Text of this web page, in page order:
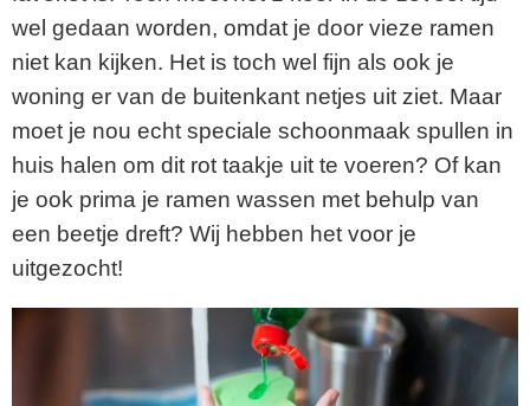
wel gedaan worden, omdat je door vieze ramen
niet kan kijken. Het is toch wel fijn als ook je
woning er van de buitenkant netjes uit ziet. Maar
moet je nou echt speciale schoonmaak spullen in
huis halen om dit rot taakje uit te voeren? Of kan
je ook prima je ramen wassen met behulp van
een beetje dreft? Wij hebben het voor je
uitgezocht!